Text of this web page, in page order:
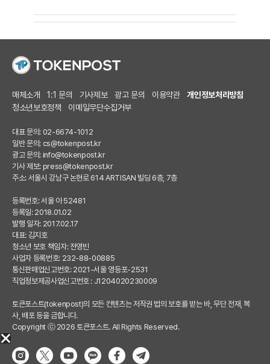
매체소개 1:1 문의 기사제보 광고 문의 이용약관
개인정보처리방침
청소년보호정책
이메일무단수집거부
대표 문의: 02-6674-1012
일반 문의: cs@tokenpost.kr
광고 문의: info@tokenpost.kr
기사 제보: press@tokenpost.kr
주소: 서울시 강남구 논현로 614 ARTISAN 빌딩 6층, 7층
등록번호: 서울 아 52481
등록일: 2018.01.02
발행 일자: 2017.02.17
대표: 김지호
청소년 보호 책임자: 전영빈
사업자 등록번호: 232-88-00885
통신판매업신고번호: 2021-서울 영등포-2531
직업정보제공사업신고번호 : J1204020230009
토큰포스트(tokenpost)의 모든 컨텐츠는 저작권 법의 보호를 받는 바, 무단 전재, 복
사, 배포 등을 금합니다.
Copyright ⓒ 2026 토큰포스트. All Rights Reserved.